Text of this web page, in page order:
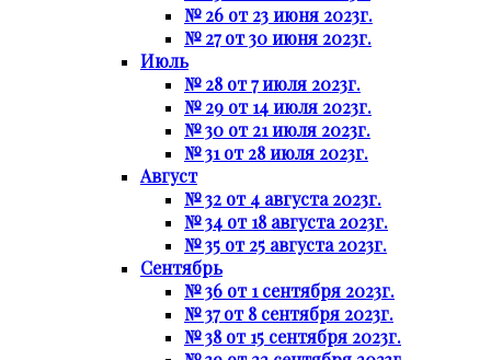
№ 26 от 23 июня 2023г.
№ 27 от 30 июня 2023г.
Июль
№ 28 от 7 июля 2023г.
№ 29 от 14 июля 2023г.
№ 30 от 21 июля 2023г.
№ 31 от 28 июля 2023г.
Август
№ 32 от 4 августа 2023г.
№ 34 от 18 августа 2023г.
№ 35 от 25 августа 2023г.
Сентябрь
№ 36 от 1 сентября 2023г.
№ 37 от 8 сентября 2023г.
№ 38 от 15 сентября 2023г.